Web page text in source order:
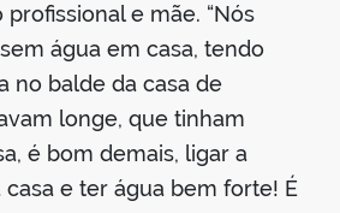
e mãe. “Nós
água em casa, tendo
no balde da casa de
longe, que tinham
é bom demais, ligar a
e ter água bem forte! É